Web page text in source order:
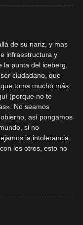
de su nariz, y mas
infraestructura y
punta del iceberg.
ciudadano, que
toma mucho más
(porque no te
No seamos
así pongamos
si no
la intolerancia
los otros, esto no